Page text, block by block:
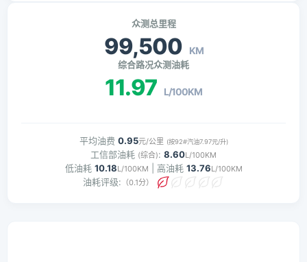
众测总里程
99,500 KM
综合路况众测油耗
11.97 L/100KM
平均油费 0.95元/公里 (按92#汽油7.97元/升)
工信部油耗 (综合): 8.60L/100KM
低油耗 10.18L/100KM | 高油耗 13.76L/100KM
油耗评级: （0.1分）